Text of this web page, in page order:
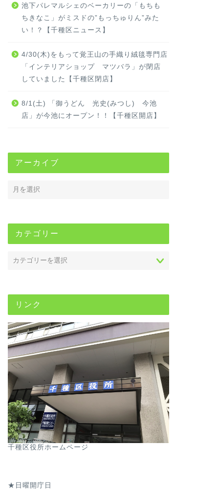
池下パレマルシェのベーカリーの「もちも
ちきなこ」がミスドの”もっちゅりん”みた
い！？【千種区ニュース】
4/30(木)をもって覚王山の手織り絨毯専門店
「インテリアショップ マツバラ」が閉店
していました【千種区閉店】
8/1(土) 「御うどん 光史(みつし) 今池
店」が今池にオープン！！【千種区開店】
アーカイブ
カテゴリー
リンク
千種区役所ホームページ
★日曜開庁日